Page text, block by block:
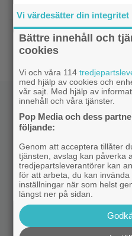
HBO Max|”Gilmore
återvänder med ny
Vi värdesätter din integritet
Bättre innehåll och
cookies
Vi och våra 114
med hjälp av cookies och
vår sajt. Med hjälp av
innehåll och våra tjänster.
Pop Media och dess
följande:
Genom att acceptera tillåter
tjänsten, avslag kan påverka
tredjepartsleverantörer kan
för att arbeta, du kan
inställningar när som helst
längst ner på sidan.